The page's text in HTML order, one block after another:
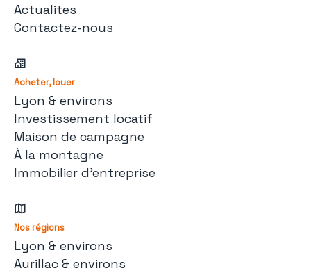
Actualites
Contactez-nous
Acheter, louer
Lyon & environs
Investissement locatif
Maison de campagne
À la montagne
Immobilier d'entreprise
Nos régions
Lyon & environs
Aurillac & environs